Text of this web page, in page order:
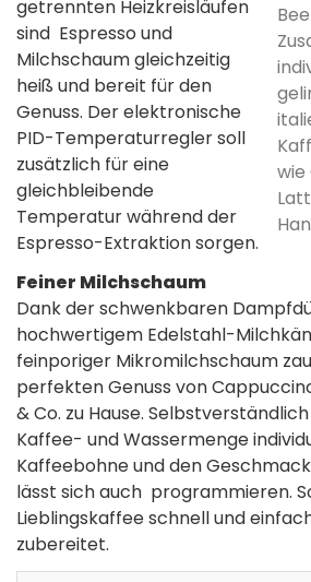
wie
getrennten Heizkreisläufen
sind Espresso und
Milchschaum gleichzeitig
heiß und bereit für den
Genuss. Der elektronische
PID-Temperaturregler soll
zusätzlich für eine
gleichbleibende
Temperatur während der
Espresso-Extraktion sorgen.
Feiner Milchschaum
Dank der schwenkbaren
hochwertigem Edelstahl-
feinporiger Mikromilchschaum
perfekten Genuss von
& Co. zu Hause.
Kaffee- und Wassermenge
Kaffeebohne und den
lässt sich auch programmieren.
Lieblingskaffee schnell und
zubereitet.